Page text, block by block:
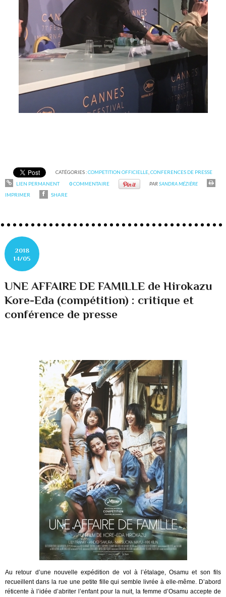
CATÉGORIES :COMPETITION OFFICIELLE, CONFERENCES DE PRESSE
LIEN PERMANENT
0COMMENTAIRE PARSANDRA MÉZIÈRE
IMPRIMER
SHARE
2018
14/05
UNE AFFAIRE DE FAMILLE de Hirokazu
Kore-Eda (compétition) : critique et
conférence de presse
Au retour d’une nouvelle expédition de vol à l’étalage, Osamu et son fils
recueillent dans la rue une petite fille qui semble livrée à elle-même. D’abord
réticente à l’idée d’abriter l’enfant pour la nuit, la femme d’Osamu accepte de